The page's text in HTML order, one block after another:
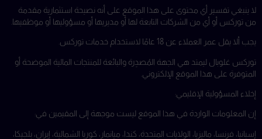
لا ينبغي تفسير أي محتوى على هذا الموقع على أنه نصيحة استثمارية مقدمة
من توركس أو أي من الشركات التابعة لها أو مديريها أو مسؤوليها أو موظفيها.
يجب ألا يقل عمر العملاء عن 18 عامًا لاستخدام خدمات توركس.
توركس غلوبال ليمتد هي الجهة المُصدِرة والبائعة للمنتجات المالية الموضحة أو
المتوفرة على هذا الموقع الإلكتروني.
إخلاء المسؤولية الإقليمي:
إن المعلومات الواردة في هذا الموقع ليست موجهة إلى المقيمين في:
إسبانيا، فرنسا، ماليزيا، الولايات المتحدة، كندا، ميانمار، كوريا الشمالية، إيران، بلجيكا،